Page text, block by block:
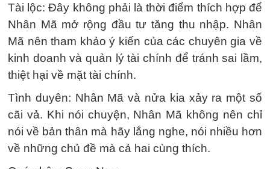
Tài lộc: Đây không phải là thời điểm thích hợp để
Nhân Mã mở rộng đầu tư tăng thu nhập. Nhân
Mã nên tham khảo ý kiến ​​của các chuyên gia về
kinh doanh và quản lý tài chính để tránh sai lầm,
thiệt hại về mặt tài chính.
Tình duyên: Nhân Mã và nửa kia xảy ra một số
cãi vả. Khi nói chuyện, Nhân Mã không nên chỉ
nói về bản thân mà hãy lắng nghe, nói nhiều hơn
về những chủ đề mà cả hai cùng thích.